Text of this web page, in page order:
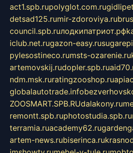
act1.spb.rupolyglot.com.ru
detsad125.rumir-zdoroviya.ru
council.spb.ruлодкипатриот.рф
iclub.net.rugazon-easy.ru
pylesostineco.rumsts-ozarenie.ru
artemovskij.rudopler.spb.ru
ndm.msk.ruratingzooshop.ru
globalautotrade.info
ZOOSMART.SPB.RUdalakony.ru
remontt.spb.ruphotostudia.spb.ru
terramia.ruacademy62.ru
artem-news.rubiserinca.ru